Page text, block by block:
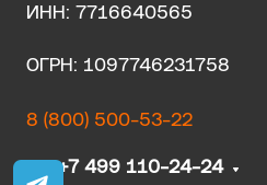
ИНН: 7716640565
ОГРН: 1097746231758
8 (800) 500-53-22
+7 499 110-24-24